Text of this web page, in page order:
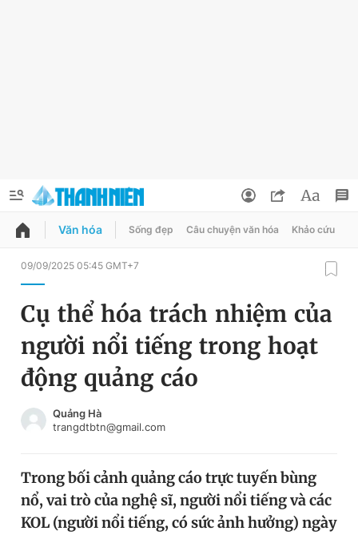
QUẢNG CÁO
Chuyên mục
Chuyên mục khác
Chào ngày mới
Video Magazine
Đổi mật khẩu
Tin đã lưu
Tin đã xem
Đăng xuất
Văn hóa Sống đẹp Câu chuyện văn hóa Khảo cứu
09/09/2025 05:45 GMT+7
Cụ thể hóa trách nhiệm của
người nổi tiếng trong hoạt
động quảng cáo
Quảng Hà
trangdtbtn@gmail.com
Trong bối cảnh quảng cáo trực tuyến bùng
nổ, vai trò của nghệ sĩ, người nổi tiếng và các
KOL (người nổi tiếng, có sức ảnh hưởng) ngày